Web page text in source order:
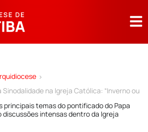
>
na Igreja Católica: “Inverno ou
principais temas do pontificado do Papa
discussões intensas dentro da Igreja